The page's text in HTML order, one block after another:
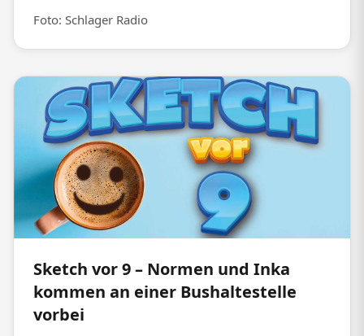
Foto: Schlager Radio
Sketch vor 9 – Normen und Inka
kommen an einer Bushaltestelle
vorbei